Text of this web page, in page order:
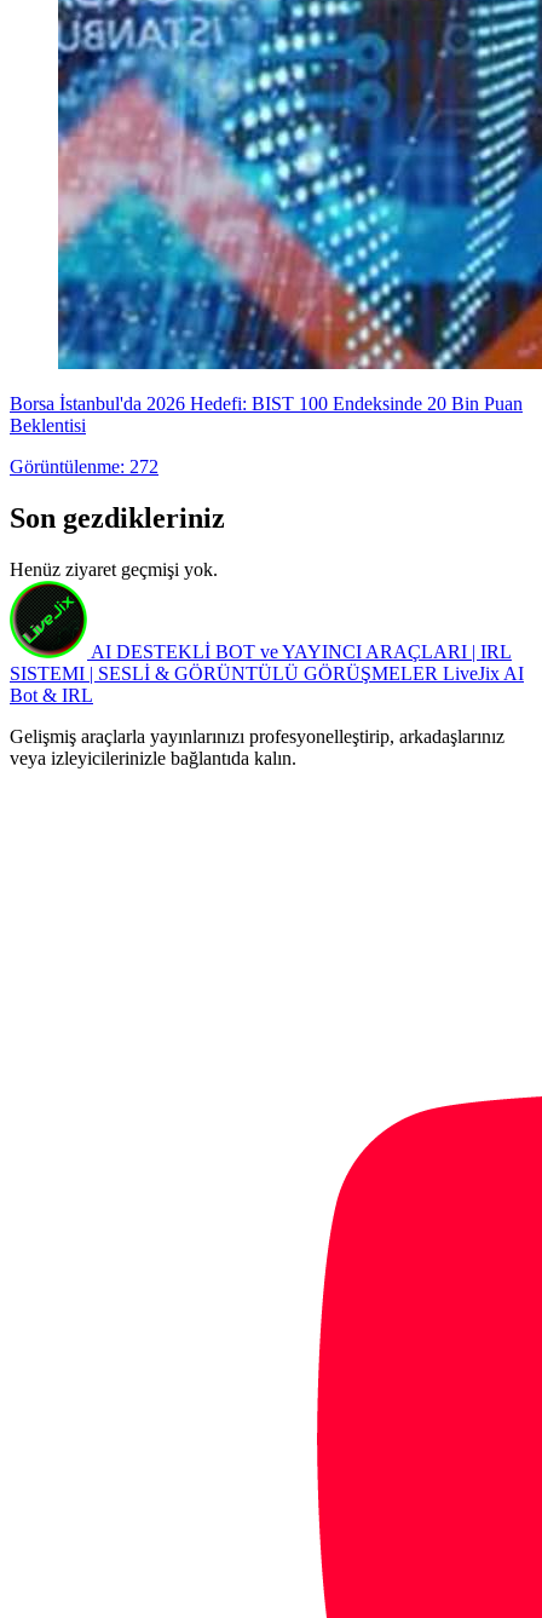
Borsa İstanbul'da 2026 Hedefi: BIST 100 Endeksinde 20 Bin Puan
Beklentisi
Görüntülenme: 272
Son gezdikleriniz
Henüz ziyaret geçmişi yok.
AI DESTEKLİ BOT ve YAYINCI ARAÇLARI | IRL
SISTEMI | SESLİ & GÖRÜNTÜLÜ GÖRÜŞMELER LiveJix AI
Bot & IRL
Gelişmiş araçlarla yayınlarınızı profesyonelleştirip, arkadaşlarınız
veya izleyicilerinizle bağlantıda kalın.